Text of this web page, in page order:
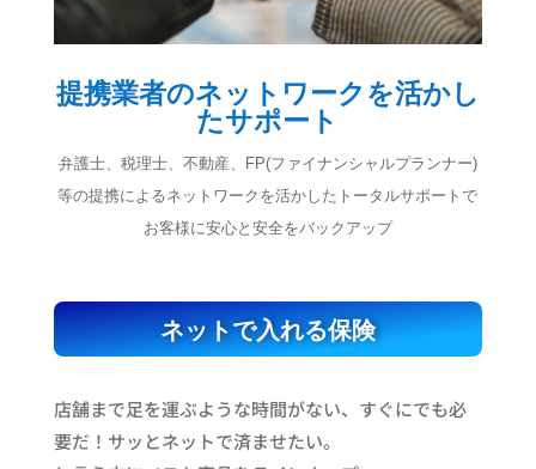
提携業者のネットワークを活かし
たサポート
弁護士、税理士、不動産、FP(ファイナンシャルプランナー)
等の提携によるネットワークを活かしたトータルサポートで
お客様に安心と安全をバックアップ
ネットで入れる保険
店舗まで足を運ぶような時間がない、すぐにでも必
要だ！サッとネットで済ませたい。